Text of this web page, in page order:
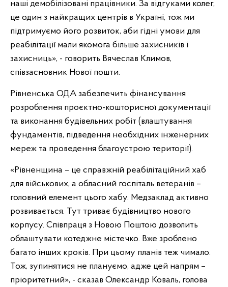
наші демобілізовані працівники. За відгуками колег,
це один з найкращих центрів в Україні, тож ми
підтримуємо його розвиток, аби гідні умови для
реабілітації мали якомога більше захисників і
захисниць», - говорить Вячеслав Климов,
співзасновник Нової пошти.
Рівненська ОДА забезпечить фінансування
розроблення проєктно-кошторисної документації
та виконання будівельних робіт (влаштування
фундаментів, підведення необхідних інженерних
мереж та проведення благоустрою території).
«Рівненщина – це справжній реабілітаційний хаб
для військових, а обласний госпіталь ветеранів –
головний елемент цього хабу. Медзаклад активно
розвивається. Тут триває будівництво нового
корпусу. Співпраця з Новою Поштою дозволить
облаштувати котеджне містечко. Вже зроблено
багато інших кроків. При цьому планів теж чимало.
Тож, зупинятися не плануємо, адже цей напрям –
пріоритетний», - сказав Олександр Коваль, голова